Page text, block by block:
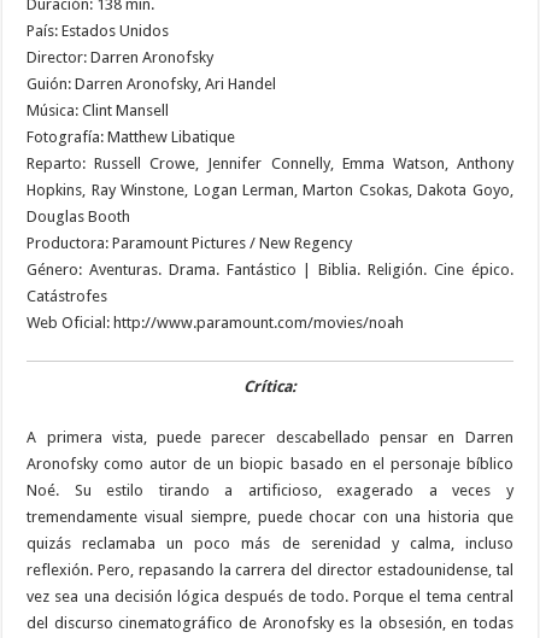
Duración: 138 min.
País: Estados Unidos
Director: Darren Aronofsky
Guión: Darren Aronofsky, Ari Handel
Música: Clint Mansell
Fotografía: Matthew Libatique
Reparto: Russell Crowe, Jennifer Connelly, Emma Watson, Anthony
Hopkins, Ray Winstone, Logan Lerman, Marton Csokas, Dakota Goyo,
Douglas Booth
Productora: Paramount Pictures / New Regency
Género: Aventuras. Drama. Fantástico | Biblia. Religión. Cine épico.
Catástrofes
Web Oficial: http://www.paramount.com/movies/noah
Crítica:
A primera vista, puede parecer descabellado pensar en Darren
Aronofsky como autor de un biopic basado en el personaje bíblico
Noé. Su estilo tirando a artificioso, exagerado a veces y
tremendamente visual siempre, puede chocar con una historia que
quizás reclamaba un poco más de serenidad y calma, incluso
reflexión. Pero, repasando la carrera del director estadounidense, tal
vez sea una decisión lógica después de todo. Porque el tema central
del discurso cinematográfico de Aronofsky es la obsesión, en todas